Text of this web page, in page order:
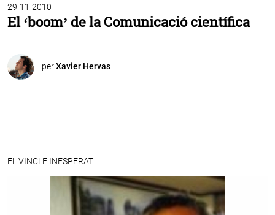
29-11-2010
El ‘boom’ de la Comunicació científica
perXavier Hervas
EL VINCLE INESPERAT